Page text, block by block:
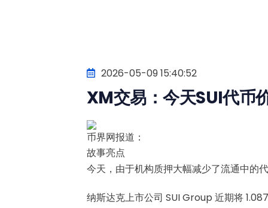
2026-05-09 15:40:52
XM交易：今天SUI代币
币界网报道：
故事亮点
今天，由于机构质押大幅减少了流通中的
纳斯达克上市公司 SUI Group 近期将